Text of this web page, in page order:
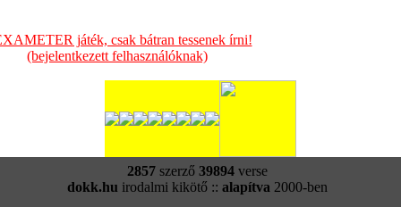
játék, csak bátran tessenek írni!
(bejelentkezett felhasználóknak)
2857szerző 39894verse
dokk.hu irodalmi kikötő :: alapítva 2000-ben